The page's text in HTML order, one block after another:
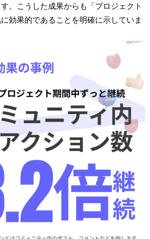
。こうした成果からも「プロジェクト
効果的であることを明確に示していま